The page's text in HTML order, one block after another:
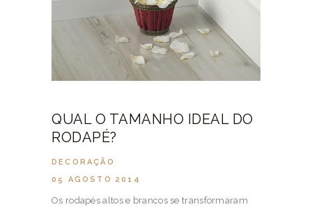
QUAL O TAMANHO IDEAL DO
RODAPÉ?
DECORAÇÃO
05 AGOSTO 2014
Os rodapés altos e brancos se transformaram